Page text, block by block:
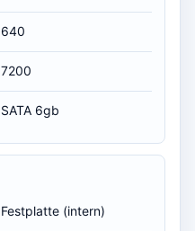
640
7200
SATA 6gb
Festplatte (intern)